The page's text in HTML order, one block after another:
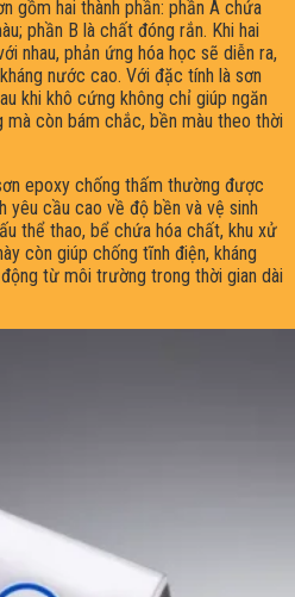
gồm hai thành phần: phần A chứa
phần B là chất đóng rắn. Khi hai
nhau, phản ứng hóa học sẽ diễn ra,
nước cao. Với đặc tính là sơn
khi khô cứng không chỉ giúp ngăn
còn bám chắc, bền màu theo thời
epoxy chống thấm thường được
yêu cầu cao về độ bền và vệ sinh
thể thao, bể chứa hóa chất, khu xử
còn giúp chống tĩnh điện, kháng
từ môi trường trong thời gian dài